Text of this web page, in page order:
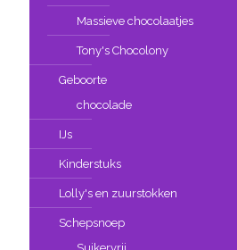
Massieve chocolaatjes
Tony's Chocolony
Geboorte
chocolade
IJs
Kinderstuks
Lolly's en zuurstokken
Schepsnoep